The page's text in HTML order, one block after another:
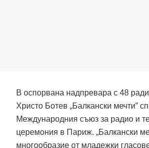
В оспорвана надпревара с 48
Христо Ботев „Балкански мечти”
Международния съюз за радио и
церемония в Париж. „Балкански
многообразие от младежки